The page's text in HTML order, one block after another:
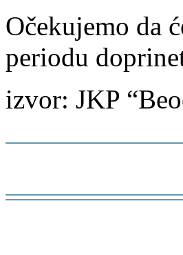
Očekujemo da
periodu
izvor: JKP
-